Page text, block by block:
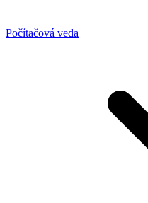
Počítačová veda